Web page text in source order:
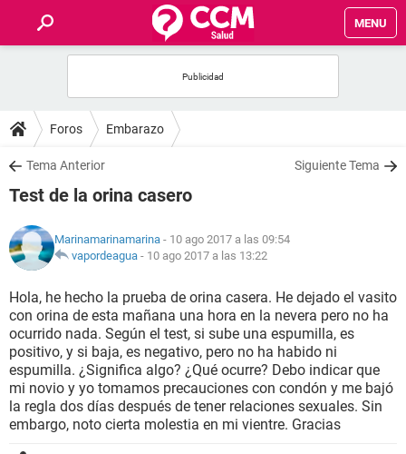
MENU
FOROS
SALUD
NUTRICIÓN
BIENESTAR
SEXUALIDAD
GLOSARIO
Foros Embarazo
Tema Anterior Siguiente Tema
Test de la orina casero
Marinamarinamarina - 10 ago 2017 a las 09:54
vapordeagua - 10 ago 2017 a las 13:22
Hola, he hecho la prueba de orina casera. He dejado el vasito
con orina de esta mañana una hora en la nevera pero no ha
ocurrido nada. Según el test, si sube una espumilla, es
positivo, y si baja, es negativo, pero no ha habido ni
espumilla. ¿Significa algo? ¿Qué ocurre? Debo indicar que
mi novio y yo tomamos precauciones con condón y me bajó
la regla dos días después de tener relaciones sexuales. Sin
embargo, noto cierta molestia en mi vientre. Gracias